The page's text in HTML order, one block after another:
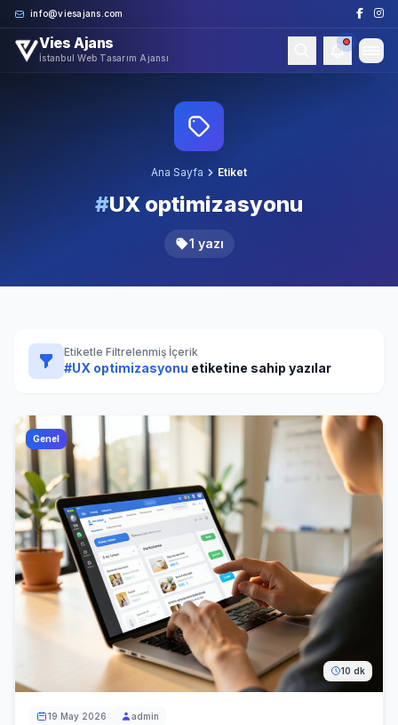
Skip to content
info@viesajans.com
Vies Ajans
İstanbul Web Tasarım Ajansı
Ana Sayfa Etiket
#UX optimizasyonu
1 yazı
Etiketle Filtrelenmiş İçerik
#UX optimizasyonu etiketine sahip yazılar
Genel
10 dk
19 May 2026 admin